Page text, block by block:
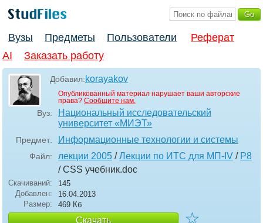
Вузы Предметы Пользователи
Реферат
AI
Заказать работу
Добавил:korayakov
Опубликованный материал нарушает ваши авторские
права? Сообщите нам.
Вуз:
Национальный исследовательский
университет «МИЭТ»
Предмет: Информационные технологии и системы
Файл: лекции 2005 /Лекции по ИТС для МП-IV / P8
/ CSS учебник.doc
Скачиваний:
145
Добавлен:
16.04.2013
Размер:
469 Кб
Скачать ☆